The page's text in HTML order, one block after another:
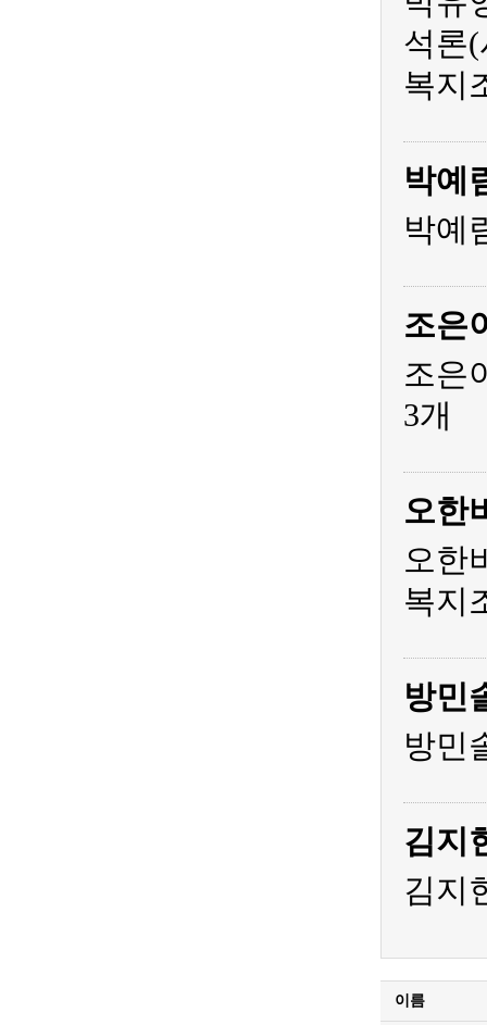
석론
복지
박예
박예
조은
조은
3개
오한
오한
복지
방민
방민
김지
김지
이름